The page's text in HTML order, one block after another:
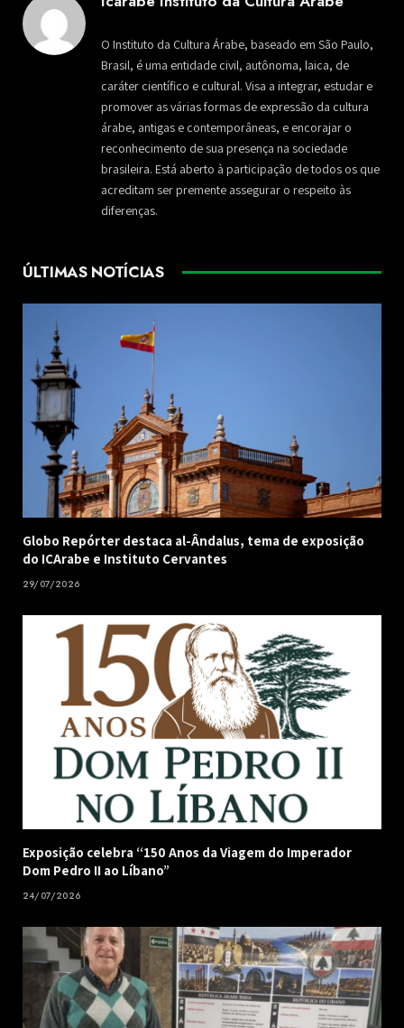
O Instituto da Cultura Árabe, baseado em São Paulo,
Brasil, é uma entidade civil, autônoma, laica, de
caráter científico e cultural. Visa a integrar, estudar e
promover as várias formas de expressão da cultura
árabe, antigas e contemporâneas, e encorajar o
reconhecimento de sua presença na sociedade
brasileira. Está aberto à participação de todos os que
acreditam ser premente assegurar o respeito às
diferenças.
ÚLTIMAS NOTÍCIAS
Globo Repórter destaca al-Ândalus, tema de exposição
do ICArabe e Instituto Cervantes
29/07/2026
Exposição celebra “150 Anos da Viagem do Imperador
Dom Pedro II ao Líbano”
24/07/2026